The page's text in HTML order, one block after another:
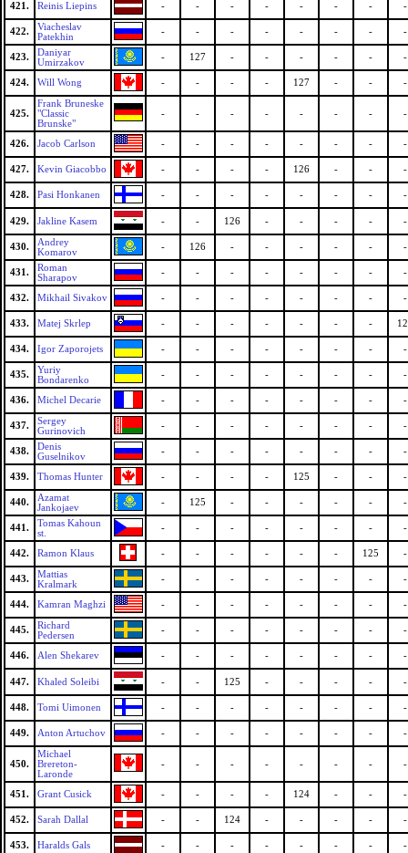
421. Reinis Liepins - - - - - - - -
422.
Viacheslav
Patekhin
- - - - - - - -
423.
Daniyar
Umirzakov
- 127 - - - - - -
424. Will Wong - - - - 127 - - -
425.
Frank Bruneske
"Classic
Brunske"
- - - - - - - -
426. Jacob Carlson - - - - - - - -
427. Kevin Giacobbo - - - - 126 - - -
428. Pasi Honkanen - - - - - - - -
429. Jakline Kasem - - 126 - - - - -
430.
Andrey
Komarov
- 126 - - - - - -
431.
Roman
Sharapov
- - - - - - - -
432. Mikhail Sivakov - - - - - - - -
433. Matej Skrlep - - - - - - -
434. Igor Zaporojets - - - - - - - -
435.
Yuriy
Bondarenko
- - - - - - - -
436. Michel Decarie - - - - - - - -
437.
Sergey
Gurinovich
- - - - - - - -
438.
Denis
Guselnikov
- - - - - - - -
439. Thomas Hunter - - - - 125 - - -
440.
Azamat
Jankojaev
- 125 - - - - - -
441.
Tomas Kahoun
st.
- - - - - - - -
442. Ramon Klaus - - - - - - 125 -
443.
Mattias
Kralmark
- - - - - - - -
444. Kamran Maghzi - - - - - - - -
445.
Richard
Pedersen
- - - - - - - -
446. Alen Shekarev - - - - - - - -
447. Khaled Soleibi - - 125 - - - - -
448. Tomi Uimonen - - - - - - - -
449. Anton Artuchov - - - - - - - -
450.
Michael
Brereton-
Laronde
- - - - - - - -
451. Grant Cusick - - - - 124 - - -
452. Sarah Dallal - - 124 - - - - -
453. Haralds Gals - - - - - - - -